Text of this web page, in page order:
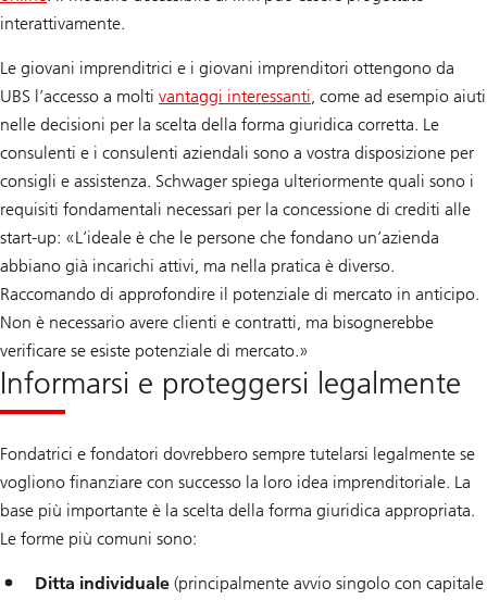
interattivamente.
Le giovani imprenditrici e i giovani imprenditori ottengono da
UBS l’accesso a molti vantaggi interessanti, come ad esempio aiuti
nelle decisioni per la scelta della forma giuridica corretta. Le
consulenti e i consulenti aziendali sono a vostra disposizione per
consigli e assistenza. Schwager spiega ulteriormente quali sono i
requisiti fondamentali necessari per la concessione di crediti alle
start-up: «L’ideale è che le persone che fondano un’azienda
abbiano già incarichi attivi, ma nella pratica è diverso.
Raccomando di approfondire il potenziale di mercato in anticipo.
Non è necessario avere clienti e contratti, ma bisognerebbe
verificare se esiste potenziale di mercato.»
Informarsi e proteggersi legalmente
Fondatrici e fondatori dovrebbero sempre tutelarsi legalmente se
vogliono finanziare con successo la loro idea imprenditoriale. La
base più importante è la scelta della forma giuridica appropriata.
Le forme più comuni sono:
Ditta individuale (principalmente avvio singolo con capitale